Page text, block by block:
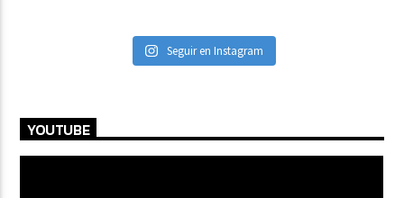
Seguir en Instagram
YOUTUBE